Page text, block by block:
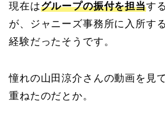
現在はグループの振付を担当す
が、ジャニーズ事務所に入所す
経験だったそうです。
憧れの山田涼介さんの動画を見
重ねたのだとか。